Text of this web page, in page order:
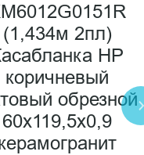
(1,434м 2пл)
HP
коричневый
обрезной
60x119,5x0,9